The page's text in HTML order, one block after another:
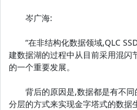
岑广海:
“在非结构化数据领域,QLC
建数据湖的过程中从目前采用混闪
的一个重要发展。
背后的原因是,数据都是有不同
分层的方式来实现金字塔式的数据